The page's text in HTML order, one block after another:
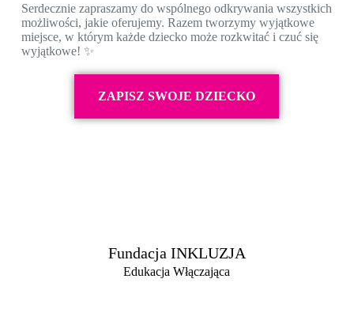
Serdecznie zapraszamy do wspólnego odkrywania wszystkich
możliwości, jakie oferujemy. Razem tworzymy wyjątkowe
miejsce, w którym każde dziecko może rozkwitać i czuć się
wyjątkowe! ✨
ZAPISZ SWOJE DZIECKO
Fundacja INKLUZJA
Edukacja Włączająca